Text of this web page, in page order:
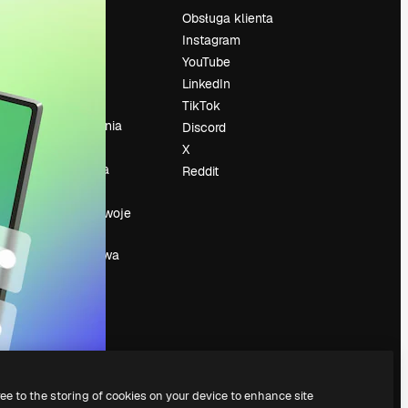
Trendy
wyszukiwania
Wydarzenia
Sprzedaj swoje
Sala prasowa
Obsługa klienta
Instagram
YouTube
LinkedIn
TikTok
Discord
X
Reddit
to the storing of cookies on your device to enhance site